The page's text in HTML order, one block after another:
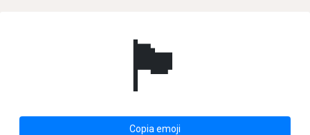
🏴󠁧󠁢󠁳󠁣󠁴󠁿
Copia emoji